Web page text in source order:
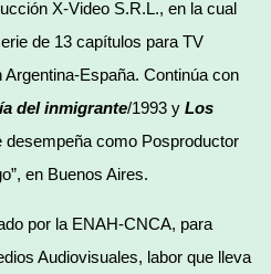
X-Video S.R.L., en la cual
de 13 capítulos para TV
España. Continúa con
del inmigrante/1993 y Los
desempeña como Posproductor
en Buenos Aires.
por la ENAH-CNCA, para
Audiovisuales, labor que lleva